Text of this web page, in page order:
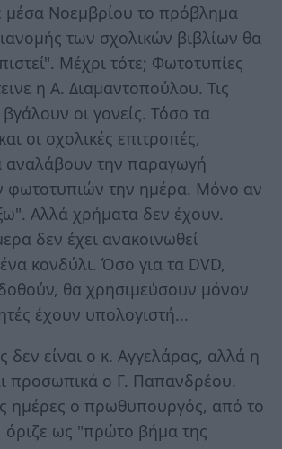
μέσα Νοεμβρίου το πρόβλημα
των σχολικών βιβλίων θα
Μέχρι τότε; Φωτοτυπίες
η Α. Διαμαντοπούλου. Τις
οι γονείς. Τόσο τα
οι σχολικές επιτροπές,
αναλάβουν την παραγωγή
φωτοτυπιών την ημέρα. Μόνο αν
Αλλά χρήματα δεν έχουν.
δεν έχει ανακοινωθεί
κονδύλι. Όσο για τα DVD,
θα χρησιμεύσουν μόνον
έχουν υπολογιστή...
δεν είναι ο κ. Αγγελάρας, αλλά η
προσωπικά ο Γ. Παπανδρέου.
ημέρες ο πρωθυπουργός, από το
ως "πρώτο βήμα της